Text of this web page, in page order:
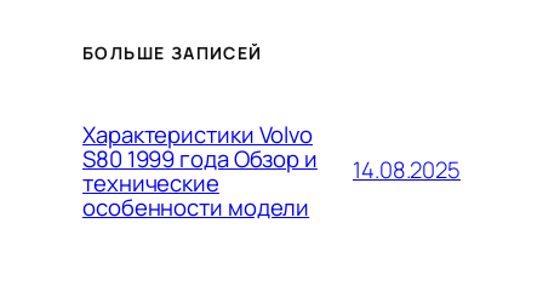
БОЛЬШЕ ЗАПИСЕЙ
Характеристики Volvo
S80 1999 года Обзор и
технические
особенности модели
14.08.2025